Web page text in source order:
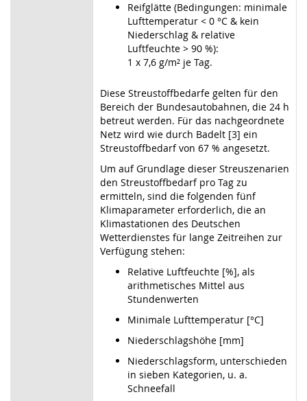
Reifglätte (Bedingungen: minimale
Lufttemperatur < 0 °C & kein
Niederschlag & relative
Luftfeuchte > 90 %):
1 x 7,6 g/m² je Tag.
Diese Streustoffbedarfe gelten für den
Bereich der Bundesautobahnen, die 24 h
betreut werden. Für das nachgeordnete
Netz wird wie durch Badelt [3] ein
Streustoffbedarf von 67 % angesetzt.
Um auf Grundlage dieser Streuszenarien
den Streustoffbedarf pro Tag zu
ermitteln, sind die folgenden fünf
Klimaparameter erforderlich, die an
Klimastationen des Deutschen
Wetterdienstes für lange Zeitreihen zur
Verfügung stehen:
Relative Luftfeuchte [%], als
arithmetisches Mittel aus
Stundenwerten
Minimale Lufttemperatur [°C]
Niederschlagshöhe [mm]
Niederschlagsform, unterschieden
in sieben Kategorien, u. a.
Schneefall